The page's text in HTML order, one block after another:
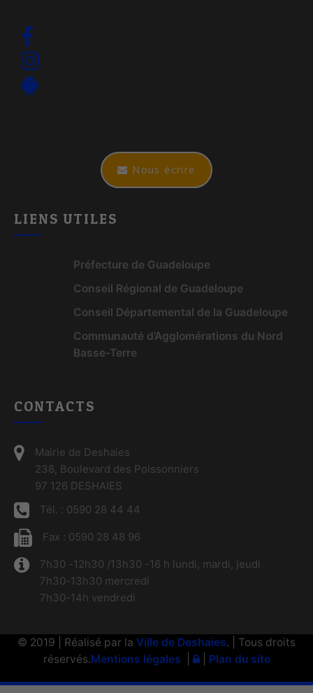
Nous écrire
LIENS UTILES
Préfecture de Guadeloupe
Conseil Régional de Guadeloupe
Conseil Départemental de la Guadeloupe
Communauté d’Agglomérations du Nord
Basse-Terre
CONTACTS
Mairie de Deshaies
238, Boulevard des Poissonniers
97 126 DESHAIES
Tél. : 0590 28 44 44
Fax : 0590 28 48 96
7h30 -12h30 /13h30 -16 h lundi, mardi, jeudi
7h30-13h30 mercredi
7h30-14h vendredi
© 2019 | Réalisé par la Ville de Deshaies. | Tous droits
réservés.Mentions légales | Plan du site